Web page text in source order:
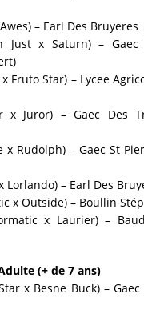
– Earl Des Bruyeres
Just x Saturn) –
Fruto Star) – Lycee
x Juror) – Gaec Des
x Rudolph) – Gaec St
Lorlando) – Earl Des
x Outside) – Boullin
x Laurier) –
(+ de 7 ans)
x Besne Buck) –